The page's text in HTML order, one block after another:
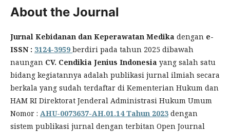
About the Journal
Jurnal Kebidanan dan Keperawatan Medika dengan e-
ISSN : 3124-3959 berdiri pada tahun 2025 dibawah
naungan CV. Cendikia Jenius Indonesia yang salah satu
bidang kegiatannya adalah publikasi jurnal ilmiah secara
berkala yang sudah terdaftar di Kementerian Hukum dan
HAM RI Direktorat Jenderal Administrasi Hukum Umum
Nomor : AHU-0073637-AH.01.14 Tahun 2023 dengan
sistem publikasi jurnal dengan terbitan Open Journal